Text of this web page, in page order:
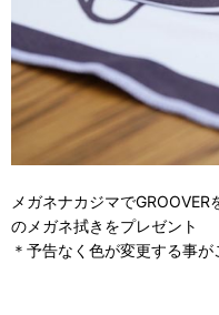
メガネナカジマでGROOVER
のメガネ拭きをプレゼント
＊予告なく色が変更する事が